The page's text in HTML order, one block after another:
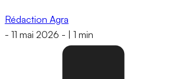
Rédaction Agra
- 11 mai 2026 - 1 min